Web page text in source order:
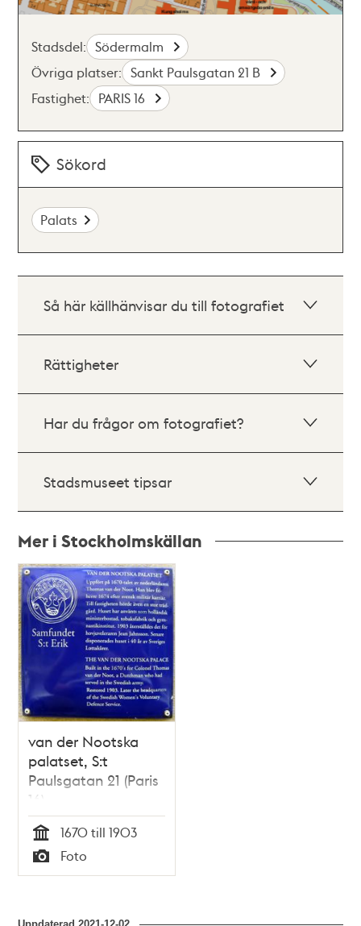
Stadsdel: Södermalm
Övriga platser: Sankt Paulsgatan 21 B
Fastighet: PARIS 16
Sökord
Palats
Så här källhänvisar du till fotografiet
Rättigheter
Har du frågor om fotografiet?
Stadsmuseet tipsar
Mer i Stockholmskällan
Relaterade
poster
och
teman
van der Nootska
palatset, S:t
Paulsgatan 21 (Paris
16)
Tid
1670 till 1903
Typ
Foto